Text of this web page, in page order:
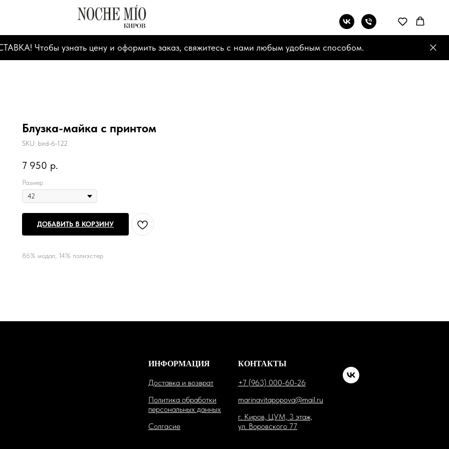
Чтобы узнать цену и оформить заказ, свяжитесь с нами любым удобным способом.
Блузка-майка с принтом
SKU: bird-6-122
7 950 р.
Размер
ДОБАВИТЬ В КОРЗИНУ
86% модал, 14% полиэстер
ИНФОРМАЦИЯ
Доставка и возврат
Политика обработки
персональных данных
Солгасие
КОНТАКТЫ
+7 (963) 000-60-26
marinavitapopova@mail.ru
г. Киров, ЦУМ, 3 этаж,
ул. Воровского 77